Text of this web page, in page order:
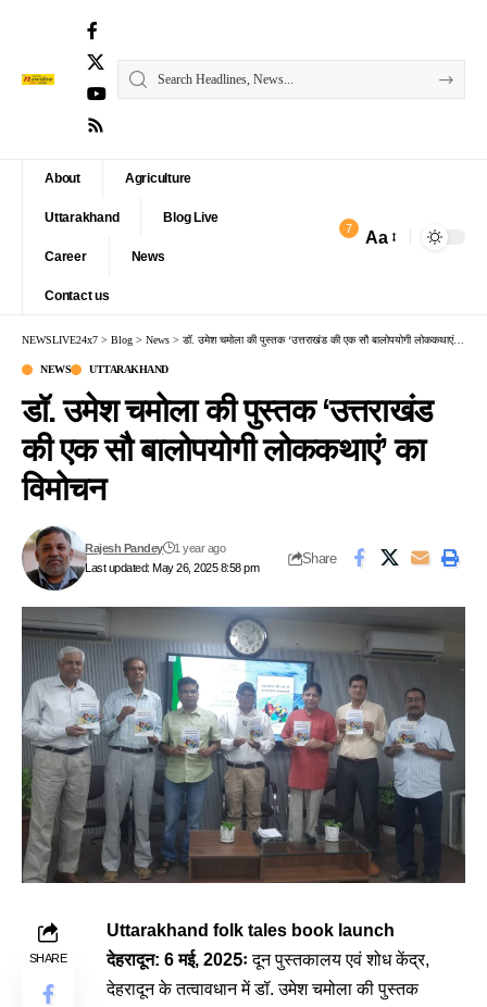
About Agriculture
Uttarakhand Blog Live
Career News
Contact us
7 Aa
NEWSLIVE24x7 > Blog > News > डॉ. उमेश चमोला की पुस्तक ‘उत्तराखंड की एक सौ बालोपयोगी लोककथाएं’ का विमोचन
NEWS UTTARAKHAND
डॉ. उमेश चमोला की पुस्तक ‘उत्तराखंड
की एक सौ बालोपयोगी लोककथाएं’ का
विमोचन
Last updated: May 26, 2025 8:58 pm
Rajesh Pandey 1 year ago
Share
SHARE
Uttarakhand folk tales book launch
देहरादून: 6 मई, 2025ःदून पुस्तकालय एवं शोध केंद्र,
देहरादून के तत्वावधान में डॉ. उमेश चमोला की पुस्तक